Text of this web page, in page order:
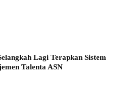
Lagi Terapkan Sistem
Talenta ASN